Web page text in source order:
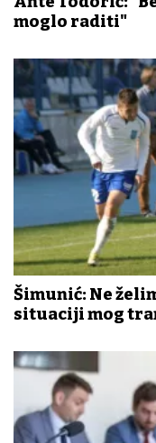
moglo raditi"
Šimunić: Ne
situaciji mog